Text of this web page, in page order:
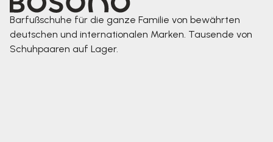
Barfußschuhe für die ganze Familie von bewährten
deutschen und internationalen Marken. Tausende von
Schuhpaaren auf Lager.